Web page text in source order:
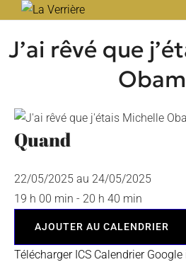
content
J’ai rêvé que
Quand
22/05/2025 au 24/05/2025
19 h 00 min - 20 h 40 min
AJOUTER AU CALENDRIER
Télécharger ICS Calendrier Google